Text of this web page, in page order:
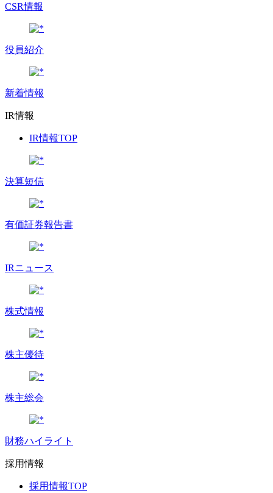
CSR情報
役員紹介
新着情報
IR情報
IR情報TOP
決算短信
有価証券報告書
IRニュース
株式情報
株主優待
株主総会
財務ハイライト
採用情報
採用情報TOP